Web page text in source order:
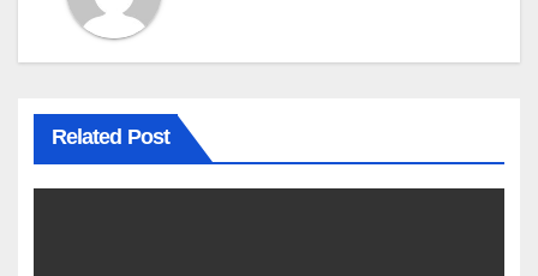
Related Post